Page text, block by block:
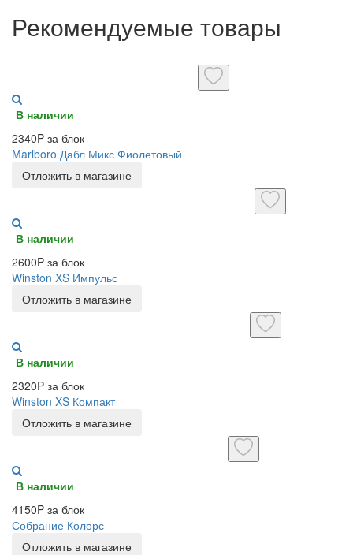
Рекомендуемые товары
В наличии
2340P за блок
Marlboro Дабл Микс Фиолетовый
Отложить в магазине
В наличии
2600P за блок
Winston XS Импульс
Отложить в магазине
В наличии
2320P за блок
Winston XS Компакт
Отложить в магазине
В наличии
4150P за блок
Собрание Колорс
Отложить в магазине